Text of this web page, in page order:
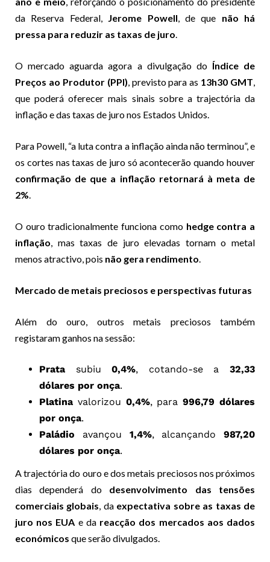
da Reserva Federal, Jerome Powell, de que não há
pressa para reduzir as taxas de juro.
O mercado aguarda agora a divulgação do Índice de
Preços ao Produtor (PPI), previsto para as 13h30 GMT,
que poderá oferecer mais sinais sobre a trajectória da
inflação e das taxas de juro nos Estados Unidos.
Para Powell, “a luta contra a inflação ainda não terminou”, e
os cortes nas taxas de juro só acontecerão quando houver
confirmação de que a inflação retornará à meta de
2%.
O ouro tradicionalmente funciona como hedge contra a
inflação, mas taxas de juro elevadas tornam o metal
menos atractivo, pois não gera rendimento.
Mercado de metais preciosos e perspectivas futuras
Além do ouro, outros metais preciosos também
registaram ganhos na sessão:
Prata subiu0,4%, cotando-se a32,33
dólares por onça.
Platina valorizou 0,4%, para996,79 dólares
por onça.
Paládio avançou 1,4%, alcançando 987,20
dólares por onça.
A trajectória do ouro e dos metais preciosos nos próximos
dias dependerá do desenvolvimento das tensões
comerciais globais, da expectativa sobre as taxas de
juro nos EUA e da reacção dos mercados aos dados
económicos que serão divulgados.